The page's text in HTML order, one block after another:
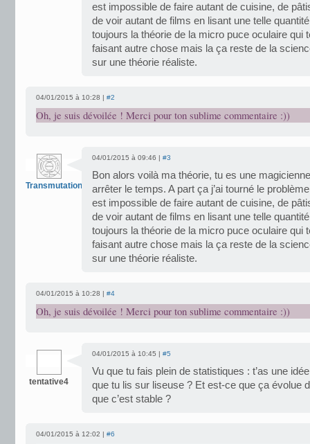
est impossible de faire autant de cuisine, de
de voir autant de films en lisant une telle
toujours la théorie de la micro puce oculaire qui
faisant autre chose mais la ça reste de la
sur une théorie réaliste.
04/01/2015 à 10:28 | #2
Oh, je suis dévoilée ! Merci pour ton sublime commentaire :))
Transmutation
04/01/2015 à 09:46 | #3
Bon alors voilà ma théorie, tu es une
arrêter le temps. A part ça j’ai tourné le
est impossible de faire autant de cuisine, de
de voir autant de films en lisant une telle
toujours la théorie de la micro puce oculaire qui
faisant autre chose mais la ça reste de la
sur une théorie réaliste.
04/01/2015 à 10:28 | #4
Oh, je suis dévoilée ! Merci pour ton sublime commentaire :))
tentative4
04/01/2015 à 10:45 | #5
Vu que tu fais plein de statistiques : t’as une
que tu lis sur liseuse ? Et est-ce que ça évolue
que c’est stable ?
04/01/2015 à 12:02 | #6